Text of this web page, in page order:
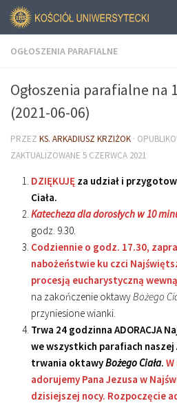
OGŁOSZENIA PARAFIALNE
Ogłoszenia parafialne na
(2021-06-06)
PRZEZ KS. ARKADIUSZ KRZIŻOK ·
ZAKTUALIZOWANE 5 CZERWCA 2021
DZIĘKUJĘ za udział i
Ciała.
Katecheza dla dorosłych w 10
godz. 9.30.
Codziennie o godz. 17.30,
nabożeństwie ku czci
procesją eucharystyczną
na zakończenie oktawyBożego
przyniesione wianki.
Trwa 24 godzinna ADORACJA
we wszystkich parafiach
trwania oktawyBożego Ciała.
adorujemy Pana Jezusa w
dzisiejszej nocy. Rozpoczęcie